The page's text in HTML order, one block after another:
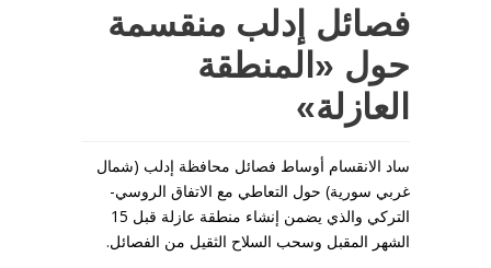
فصائل إدلب منقسمة
حول «المنطقة
العازلة»
ساد الانقسام أوساط فصائل محافظة إدلب (شمال
غربي سورية) حول التعاطي مع الاتفاق الروسي-
التركي والذي يضمن إنشاء منطقة عازلة قبل 15
الشهر المقبل وسحب السلاح الثقيل من الفصائل.